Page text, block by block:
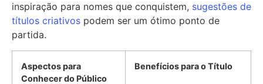
inspiração para nomes que conquistem, sugestões de
títulos criativos podem ser um ótimo ponto de
partida.
Aspectos para
Conhecer do Público
Benefícios para o Título